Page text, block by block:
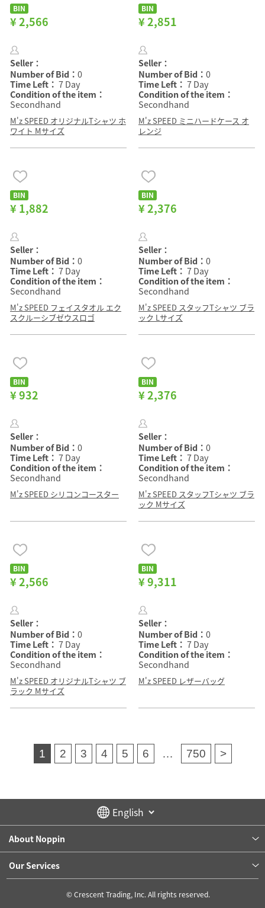
BIN
¥ 2,566
Seller：
Number of Bid： 0
Time Left： 7 Day
Condition of the item：
Secondhand
M'z SPEED オリジナルTシャツ ホ
ワイト Mサイズ
BIN
¥ 2,851
Seller：
Number of Bid： 0
Time Left： 7 Day
Condition of the item：
Secondhand
M'z SPEED ミニハードケース オ
レンジ
BIN
¥ 1,882
Seller：
Number of Bid： 0
Time Left： 7 Day
Condition of the item：
Secondhand
M'z SPEED フェイスタオル エク
スクルーシブゼウスロゴ
BIN
¥ 2,376
Seller：
Number of Bid： 0
Time Left： 7 Day
Condition of the item：
Secondhand
M'z SPEED スタッフTシャツ ブラ
ック Lサイズ
BIN
¥ 932
Seller：
Number of Bid： 0
Time Left： 7 Day
Condition of the item：
Secondhand
M'z SPEED シリコンコースター
BIN
¥ 2,376
Seller：
Number of Bid： 0
Time Left： 7 Day
Condition of the item：
Secondhand
M'z SPEED スタッフTシャツ ブラ
ック Mサイズ
BIN
¥ 2,566
Seller：
Number of Bid： 0
Time Left： 7 Day
Condition of the item：
Secondhand
M'z SPEED オリジナルTシャツ ブ
ラック Mサイズ
BIN
¥ 9,311
Seller：
Number of Bid： 0
Time Left： 7 Day
Condition of the item：
Secondhand
M'z SPEED レザーバッグ
1 2 3 4 5 6 … 750 >
About Noppin
Our Services
© Crescent Trading, Inc. All rights reserved.